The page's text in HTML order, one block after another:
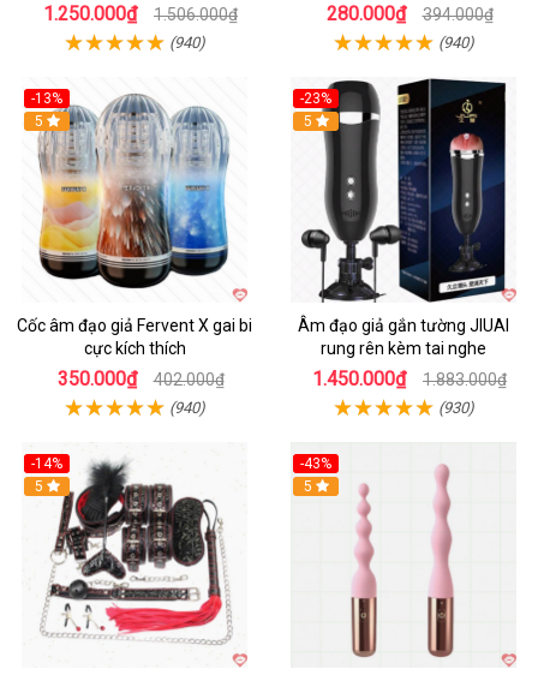
1.250.000₫ 1.506.000₫
(940)
280.000₫ 394.000₫
(940)
-13%
Hot
5
Cốc âm đạo giả Fervent X gai bi
cực kích thích
350.000₫ 402.000₫
(940)
-23%
5
Âm đạo giả gắn tường JIUAI
rung rên kèm tai nghe
1.450.000₫ 1.883.000₫
(930)
-14%
Hot
5
-43%
5